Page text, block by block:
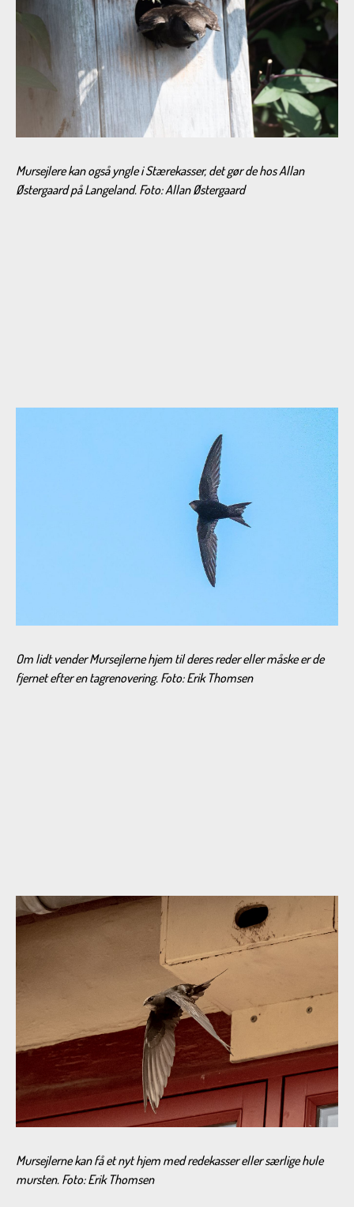
Mursejlere kan også yngle i Stærekasser, det gør de hos Allan
Østergaard på Langeland. Foto: Allan Østergaard
Om lidt vender Mursejlerne hjem til deres reder eller måske er de
fjernet efter en tagrenovering. Foto: Erik Thomsen
Mursejlerne kan få et nyt hjem med redekasser eller særlige hule
mursten. Foto: Erik Thomsen